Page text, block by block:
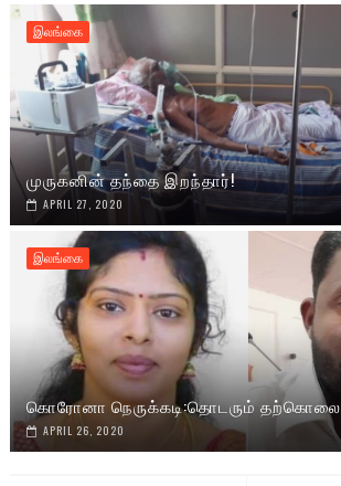
இலங்கை
முருகனின் தந்தை இறந்தார்!
APRIL 27, 2020
இலங்கை
கொரோனா நெருக்கடி:தொடரும்
APRIL 26, 2020